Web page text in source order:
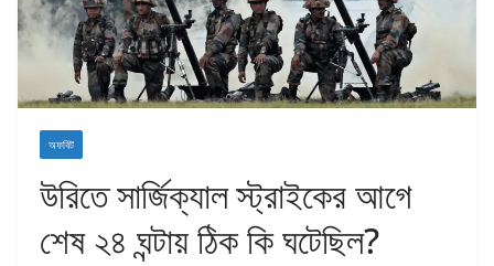
অফবিট
উরিতে সার্জিক্যাল স্ট্রাইকের আগে
শেষ ২৪ ঘন্টায় ঠিক কি ঘটেছিল?